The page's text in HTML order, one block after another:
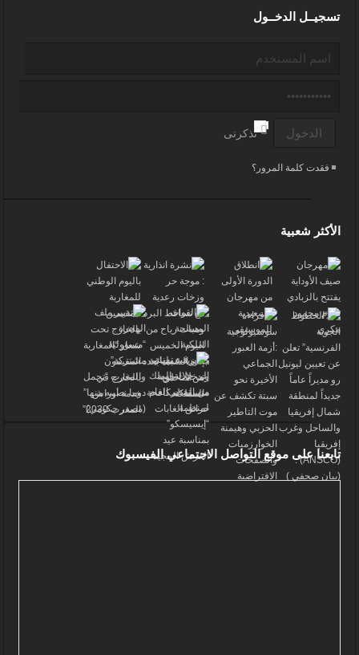
تسجيــل الدخــول
تذكرنى
فقدت كلمة المرور؟
الأكثر شعبية
تابعنا على موقع التواصل الاجتماعي الفيسبوك